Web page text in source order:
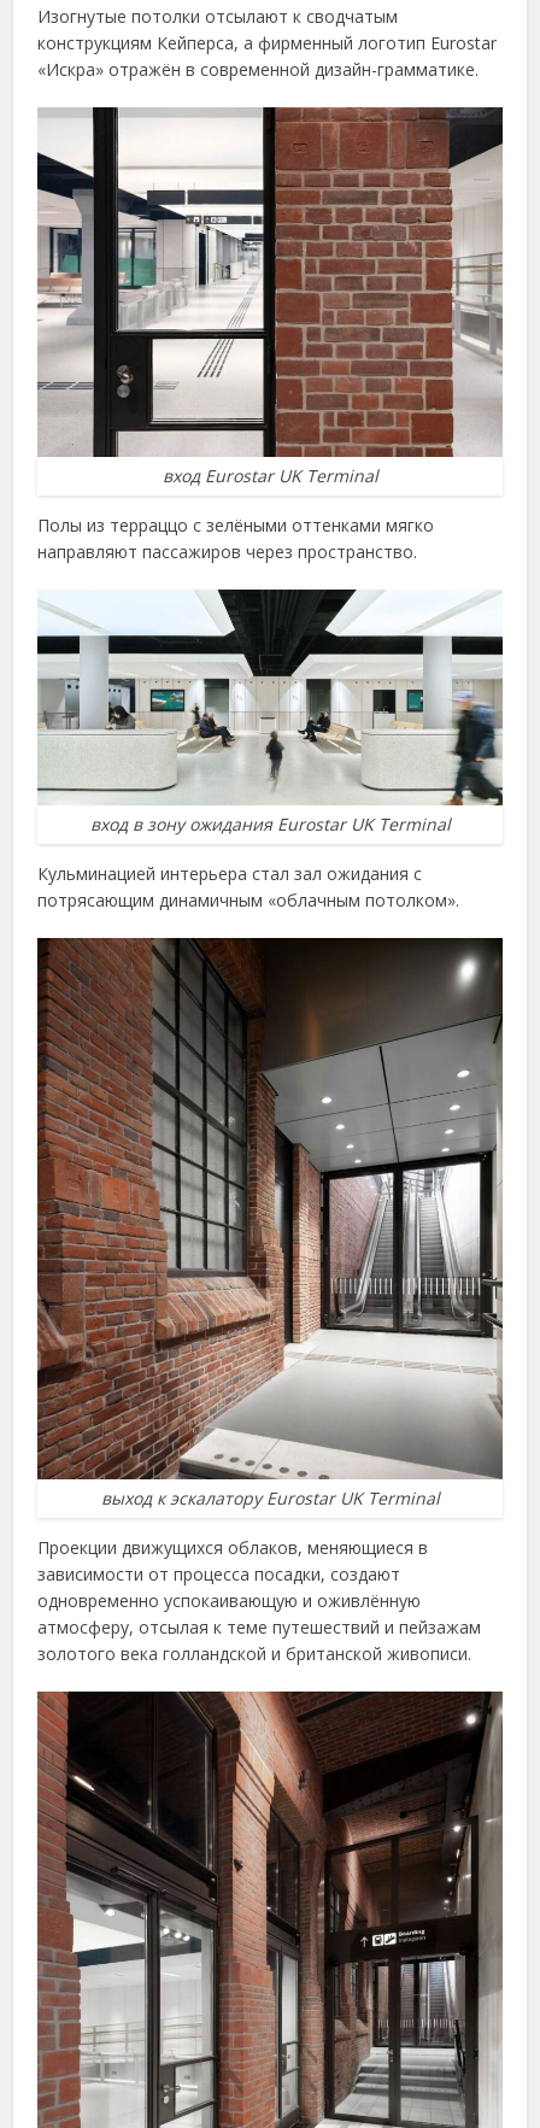
Изогнутые потолки отсылают к сводчатым
конструкциям Кейперса, а фирменный логотип Eurostar
«Искра» отражён в современной дизайн-грамматике.
вход Eurostar UK Terminal
Полы из терраццо с зелёными оттенками мягко
направляют пассажиров через пространство.
вход в зону ожидания Eurostar UK Terminal
Кульминацией интерьера стал зал ожидания с
потрясающим динамичным «облачным потолком».
выход к эскалатору Eurostar UK Terminal
Проекции движущихся облаков, меняющиеся в
зависимости от процесса посадки, создают
одновременно успокаивающую и оживлённую
атмосферу, отсылая к теме путешествий и пейзажам
золотого века голландской и британской живописи.